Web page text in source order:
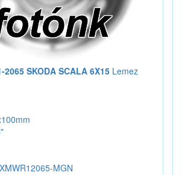
SKODA SCALA 6X15 Lemez
MGN